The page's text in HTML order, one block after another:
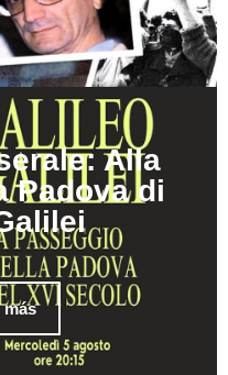
Alla
Padova di
más